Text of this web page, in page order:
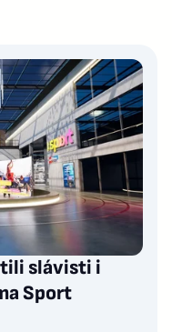
slávisti i
Sport